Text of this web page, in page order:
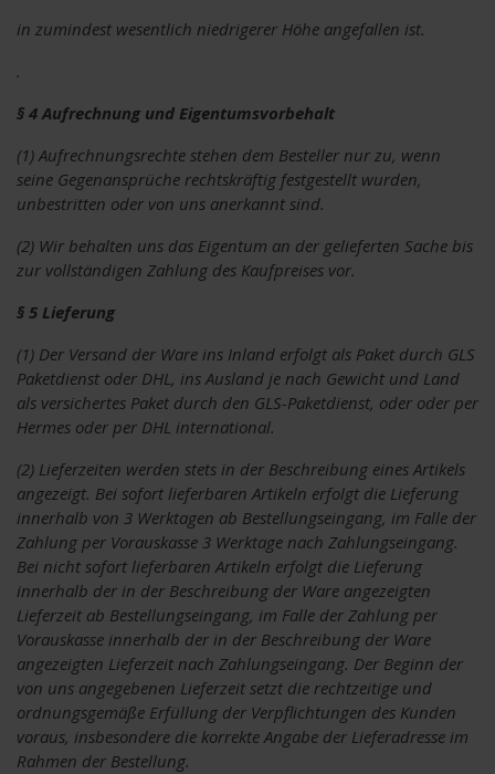
in zumindest wesentlich niedrigerer Höhe angefallen ist.
.
§ 4 Aufrechnung und Eigentumsvorbehalt
(1) Aufrechnungsrechte stehen dem Besteller nur zu, wenn
seine Gegenansprüche rechtskräftig festgestellt wurden,
unbestritten oder von uns anerkannt sind.
(2) Wir behalten uns das Eigentum an der gelieferten Sache bis
zur vollständigen Zahlung des Kaufpreises vor.
§ 5 Lieferung
(1) Der Versand der Ware ins Inland erfolgt als Paket durch GLS
Paketdienst oder DHL, ins Ausland je nach Gewicht und Land
als versichertes Paket durch den GLS-Paketdienst, oder oder per
Hermes oder per DHL international.
(2) Lieferzeiten werden stets in der Beschreibung eines Artikels
angezeigt. Bei sofort lieferbaren Artikeln erfolgt die Lieferung
innerhalb von 3 Werktagen ab Bestellungseingang, im Falle der
Zahlung per Vorauskasse 3 Werktage nach Zahlungseingang.
Bei nicht sofort lieferbaren Artikeln erfolgt die Lieferung
innerhalb der in der Beschreibung der Ware angezeigten
Lieferzeit ab Bestellungseingang, im Falle der Zahlung per
Vorauskasse innerhalb der in der Beschreibung der Ware
angezeigten Lieferzeit nach Zahlungseingang. Der Beginn der
von uns angegebenen Lieferzeit setzt die rechtzeitige und
ordnungsgemäße Erfüllung der Verpflichtungen des Kunden
voraus, insbesondere die korrekte Angabe der Lieferadresse im
Rahmen der Bestellung.